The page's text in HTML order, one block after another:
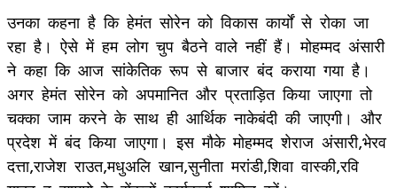
उनका कहना है कि हेमंत सोरेन को विकास कार्यों से रोका जा
रहा है। ऐसे में हम लोग चुप बैठने वाले नहीं हैं। मोहम्मद अंसारी
ने कहा कि आज सांकेतिक रूप से बाजार बंद कराया गया है।
अगर हेमंत सोरेन को अपमानित और प्रताड़ित किया जाएगा तो
चक्का जाम करने के साथ ही आर्थिक नाकेबंदी की जाएगी। और
प्रदेश में बंद किया जाएगा। इस मौके मोहम्मद शेराज अंसारी,भेरव
दत्ता,राजेश राउत,मधुअलि खान,सुनीता मरांडी,शिवा वास्की,रवि